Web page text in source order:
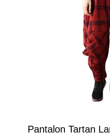
Pantalon Tartan